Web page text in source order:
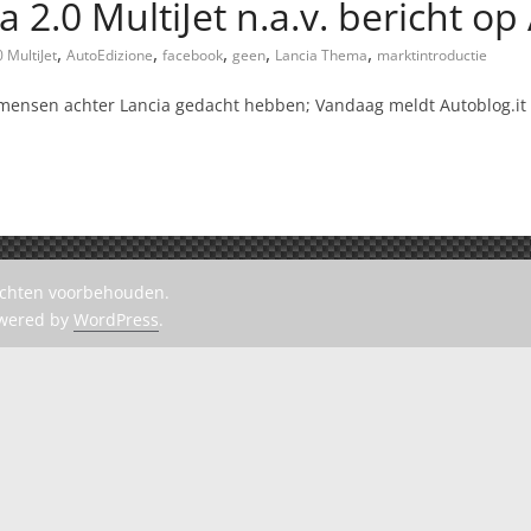
2.0 MultiJet n.a.v. bericht
MultiJet, AutoEdizione, facebook, geen, Lancia Thema, marktintroductie
achter Lancia gedacht hebben; Vandaag meldt
voorbehouden.
by WordPress.